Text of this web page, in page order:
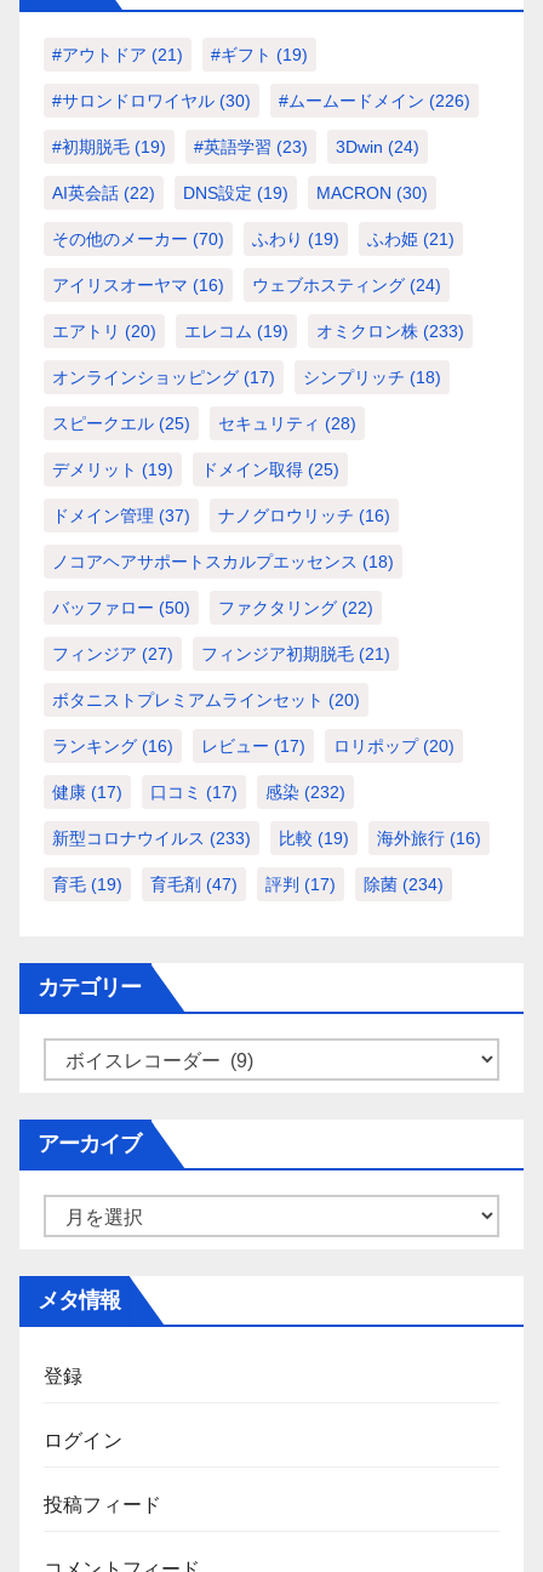
#アウトドア (21) #ギフト (19)
#サロンドロワイヤル (30) #ムームードメイン (226)
#初期脱毛 (19) #英語学習 (23) 3Dwin (24)
AI英会話 (22) DNS設定 (19) MACRON (30)
その他のメーカー (70) ふわり (19) ふわ姫 (21)
アイリスオーヤマ (16) ウェブホスティング (24)
エアトリ (20) エレコム (19) オミクロン株 (233)
オンラインショッピング (17) シンプリッチ (18)
スピークエル (25) セキュリティ (28)
デメリット (19) ドメイン取得 (25)
ドメイン管理 (37) ナノグロウリッチ (16)
ノコアヘアサポートスカルプエッセンス (18)
バッファロー (50) ファクタリング (22)
フィンジア (27) フィンジア初期脱毛 (21)
ボタニストプレミアムラインセット (20)
ランキング (16) レビュー (17) ロリポップ(20)
健康 (17) 口コミ (17) 感染 (232)
新型コロナウイルス (233) 比較 (19) 海外旅行 (16)
育毛 (19) 育毛剤 (47) 評判 (17) 除菌 (234)
カテゴリー
ー
アーカイブ
メタ情報
登録
ログイン
投稿フィード